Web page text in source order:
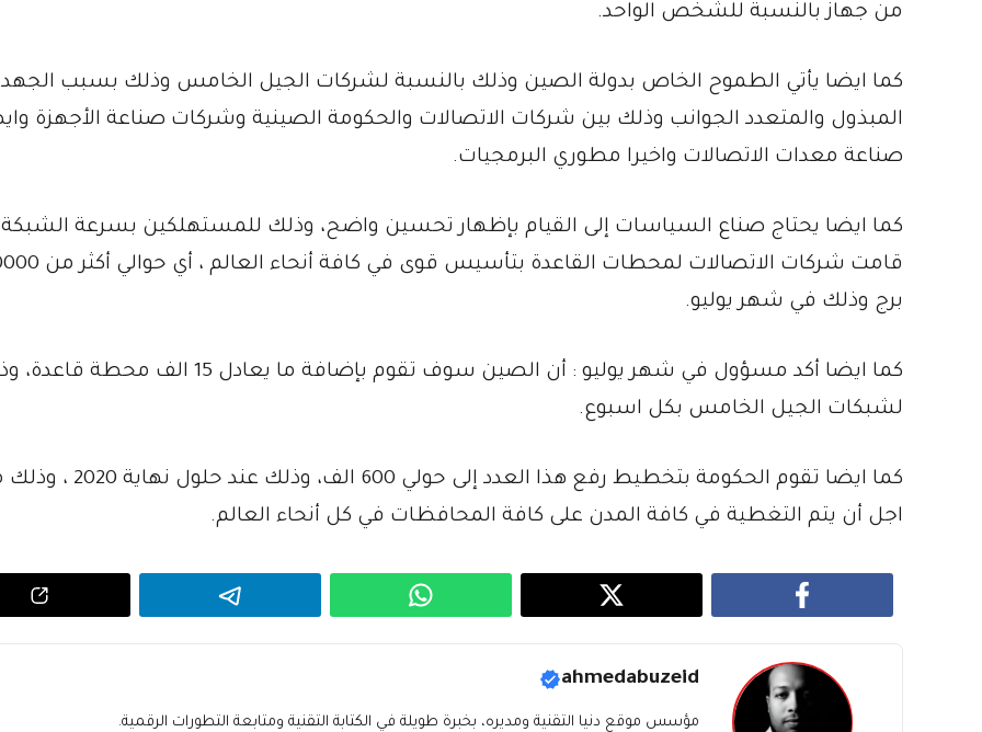
من جهاز بالنسبة للشخص الواحد.
كما ايضا يأتي الطموح الخاص بدولة الصين وذلك بالنسبة لشركات الجيل الخامس وذلك بسبب الجهد
المبذول والمتعدد الجوانب وذلك بين شركات الاتصالات والحكومة الصينية وشركات صناعة الأجهزة
صناعة معدات الاتصالات واخيرا مطوري البرمجيات.
كما ايضا يحتاج صناع السياسات إلى القيام بإظهار تحسين واضح، وذلك للمستهلكين بسرعة الشبكة
قامت شركات الاتصالات لمحطات القاعدة بتأسيس
برج وذلك في شهر يوليو.
كما ايضا أكد مسؤول في شهر يوليو : أن الصين سوف تقوم بإضافة ما يعادل 15 الف
لشبكات الجيل الخامس بكل اسبوع.
كما ايضا تقوم الحكومة بتخطيط رفع هذا العدد إلى حولي 600 الف، وذلك
اجل أن يتم التغطية في كافة المدن على كافة المحافظات في كل أنحاء العالم.
ahmedabuzeid
مؤسس موقع دنيا التقنية ومديره، بخبرة طويلة في الكتابة التقنية ومتابعة التطورات الرقمية.